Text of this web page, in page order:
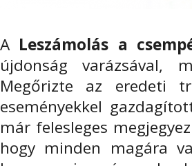
A Leszámolás a
újdonság varázsával,
Megőrizte az eredeti
eseményekkel
már felesleges
hogy minden magára